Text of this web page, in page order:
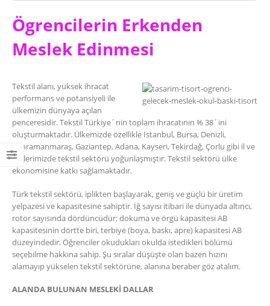
Ögrencilerin Erkenden
Meslek Edinmesi
Tekstil alanı, yüksek ihracat
performans ve potansiyeli ile
ülkemizin dünyaya açılan
penceresidir. Tekstil Türkiye´nin toplam ihracatının % 38´ini
oluşturmaktadır. Ülkemizde özellikle İstanbul, Bursa, Denizli,
Kahramanmaraş, Gaziantep, Adana, Kayseri, Tekirdağ, Çorlu gibi il ve
ilçelerimizde tekstil sektörü yoğunlaşmıştır. Tekstil sektörü ülke
ekonomisine katkı sağlamaktadır.
Türk tekstil sektörü, iplikten başlayarak, geniş ve güçlü bir üretim
yelpazesi ve kapasitesine sahiptir. İğ sayısı itibari ile dünyada altıncı,
rotor sayısında dördüncüdür; dokuma ve örgü kapasitesi AB
kapasitesinin dörtte biri, terbiye (boya, baskı, apre) kapasitesi AB
düzeyindedir. Öğrenciler okudukları okulda istedikleri bölümü
seçebilme hakkına sahip. Şu sıralar düşüşte olan bazen hızını
alamayıp yükselen tekstil sektörüne, alanına beraber göz atalım.
ALANDA BULUNAN MESLEKİ DALLAR